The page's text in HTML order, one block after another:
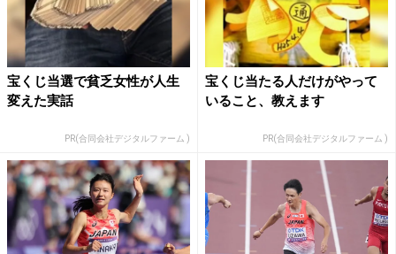
宝くじ当選で貧乏女性が人生
変えた実話
PR(合同会社デジタルファーム )
宝くじ当たる人だけがやって
いること、教えます
PR(合同会社デジタルファーム )